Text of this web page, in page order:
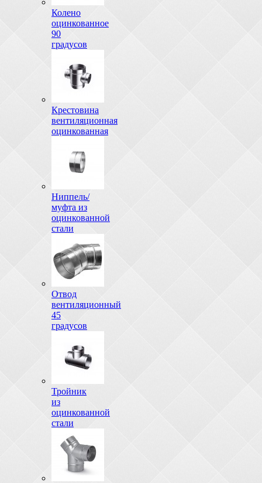
Колено
оцинкованное
90
градусов
Крестовина
вентиляционная
оцинкованная
Ниппель/
муфта из
оцинкованной
стали
Отвод
вентиляционный
45
градусов
Тройник
из
оцинкованной
стали